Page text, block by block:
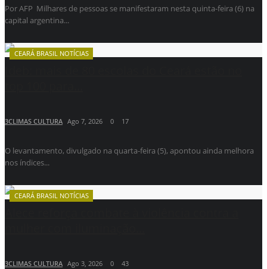
Por AFP Milhares de pessoas se manifestaram nesta quinta-feira (6) na
capital argentina...
CEARÁ BRASIL NOTÍCIAS
3CLIMAS CULTURA Ago 7, 2026 0 17
O levantamento, divulgado na quarta-feira (5), apontou ainda melhora
nos índices...
CEARÁ BRASIL NOTÍCIAS
3CLIMAS CULTURA Ago 3, 2026 0 43